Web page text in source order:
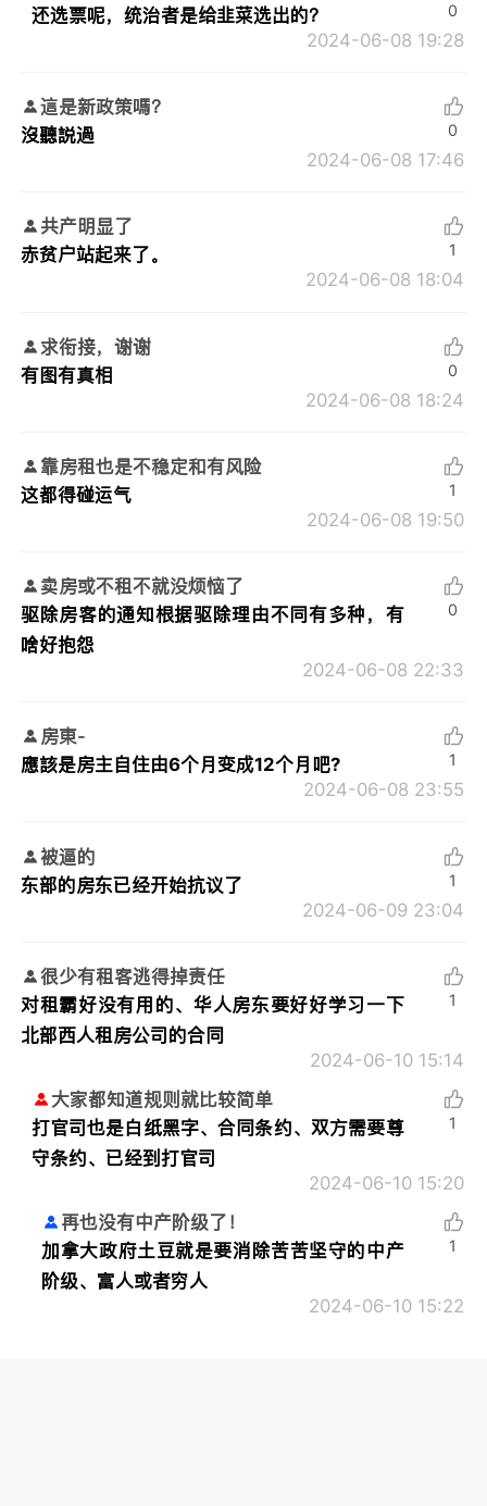
还选票呢，统治者是给韭菜选出的？
2024-06-08 19:28
0
這是新政策嗎？
沒聽説過
2024-06-08 17:46
0
共产明显了
赤贫户站起来了。
2024-06-08 18:04
1
求衔接，谢谢
有图有真相
2024-06-08 18:24
0
靠房租也是不稳定和有风险
这都得碰运气
2024-06-08 19:50
1
卖房或不租不就没烦恼了
驱除房客的通知根据驱除理由不同有多种，有
啥好抱怨
2024-06-08 22:33
0
房東-
應該是房主自住由6个月变成12个月吧?
2024-06-08 23:55
1
被逼的
东部的房东已经开始抗议了
2024-06-09 23:04
1
很少有租客逃得掉责任
对租霸好没有用的、华人房东要好好学习一下
北部西人租房公司的合同
2024-06-10 15:14
1
大家都知道规则就比较简单
打官司也是白纸黑字、合同条约、双方需要尊
守条约、已经到打官司
2024-06-10 15:20
1
再也没有中产阶级了！
加拿大政府土豆就是要消除苦苦坚守的中产
阶级、富人或者穷人
2024-06-10 15:22
1